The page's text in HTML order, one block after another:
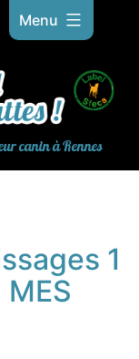
canin à Rennes
Menu
1
MES